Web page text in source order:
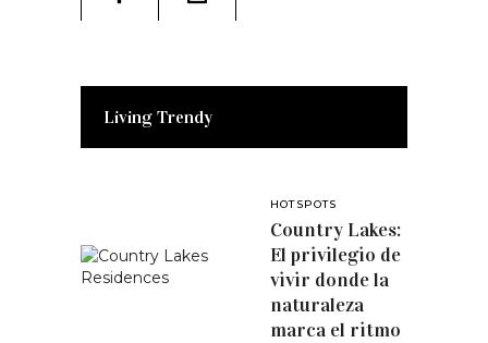
Living Trendy
HOTSPOTS
Country Lakes:
El privilegio de
vivir donde la
naturaleza
marca el ritmo